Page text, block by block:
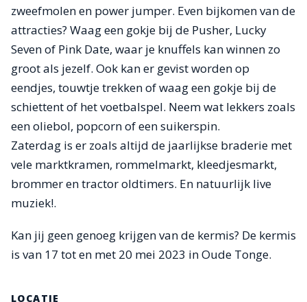
zweefmolen en power jumper. Even bijkomen van de
attracties? Waag een gokje bij de Pusher, Lucky
Seven of Pink Date, waar je knuffels kan winnen zo
groot als jezelf. Ook kan er gevist worden op
eendjes, touwtje trekken of waag een gokje bij de
schiettent of het voetbalspel. Neem wat lekkers zoals
een oliebol, popcorn of een suikerspin.
Zaterdag is er zoals altijd de jaarlijkse braderie met
vele marktkramen, rommelmarkt, kleedjesmarkt,
brommer en tractor oldtimers. En natuurlijk live
muziek!.
Kan jij geen genoeg krijgen van de kermis? De kermis
is van 17 tot en met 20 mei 2023 in Oude Tonge.
LOCATIE